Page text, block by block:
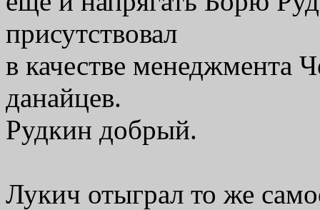
присутствовал
в качестве менеджмента
данайцев.
Рудкин добрый.
Лукич отыграл то же